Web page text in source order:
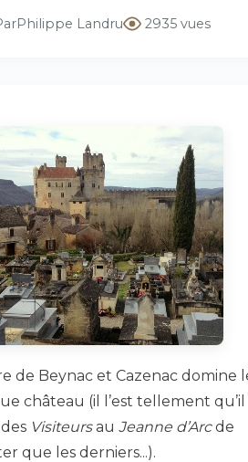
Philippe Landru 2935 vues
de Beynac et Cazenac domine
château (il l’est tellement
Visiteursau Jeanne d’Arcde
que les derniers...).